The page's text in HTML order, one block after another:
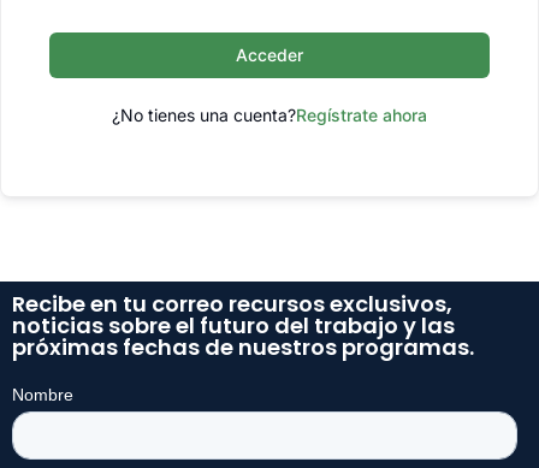
Acceder
¿No tienes una cuenta?Regístrate ahora
Recibe en tu correo recursos exclusivos,
noticias sobre el futuro del trabajo y las
próximas fechas de nuestros programas.